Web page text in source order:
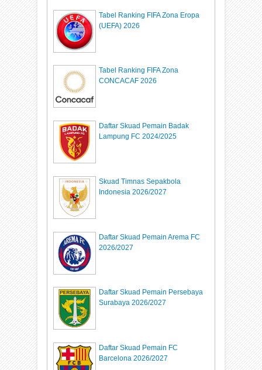
Tabel Ranking FIFA Zona Eropa
(UEFA) 2026
Tabel Ranking FIFA Zona
CONCACAF 2026
Daftar Skuad Pemain Badak
Lampung FC 2024/2025
Skuad Timnas Sepakbola
Indonesia 2026/2027
Daftar Skuad Pemain Arema FC
2026/2027
Daftar Skuad Pemain Persebaya
Surabaya 2026/2027
Daftar Skuad Pemain FC
Barcelona 2026/2027